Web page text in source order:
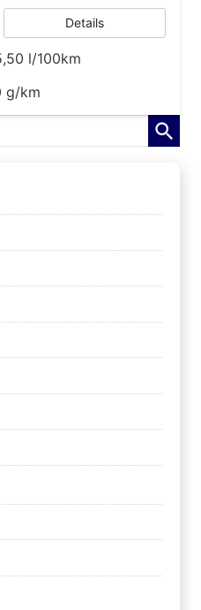
Details
l/100km
g/km